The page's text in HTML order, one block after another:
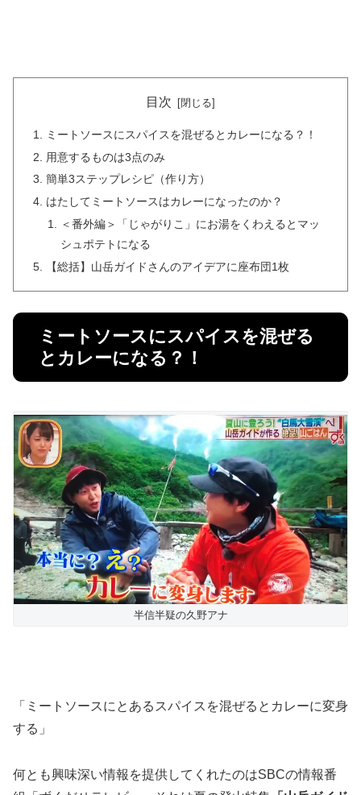
目次
ミートソースにスパイスを混ぜるとカレーになる？！
用意するものは3点のみ
簡単3ステップレシピ（作り方）
はたしてミートソースはカレーになったのか？
＜番外編＞「じゃがりこ」にお湯をくわえるとマッ
シュポテトになる
【総括】山岳ガイドさんのアイデアに座布団1枚
ミートソースにスパイスを混ぜる
とカレーになる？！
半信半疑の久野アナ
「ミートソースにとあるスパイスを混ぜるとカレーに変身
する」
何とも興味深い情報を提供してくれたのはSBCの情報番